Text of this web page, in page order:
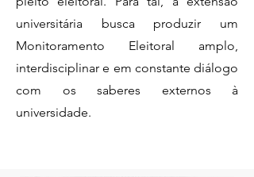
universitária busca produzir um
Monitoramento Eleitoral amplo,
interdisciplinar e em constante diálogo
com os saberes externos à
universidade.